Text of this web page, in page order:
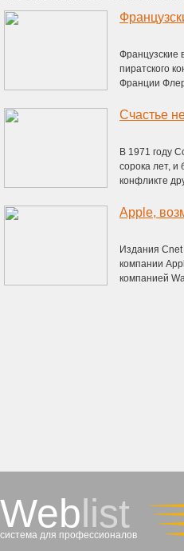
Французские
пиратского
Франции
Счастье
В 1971 году
сорока лет,
конфликте
Apple,
Издания Cnet
компании
компанией
Weblist
система для профессионалов